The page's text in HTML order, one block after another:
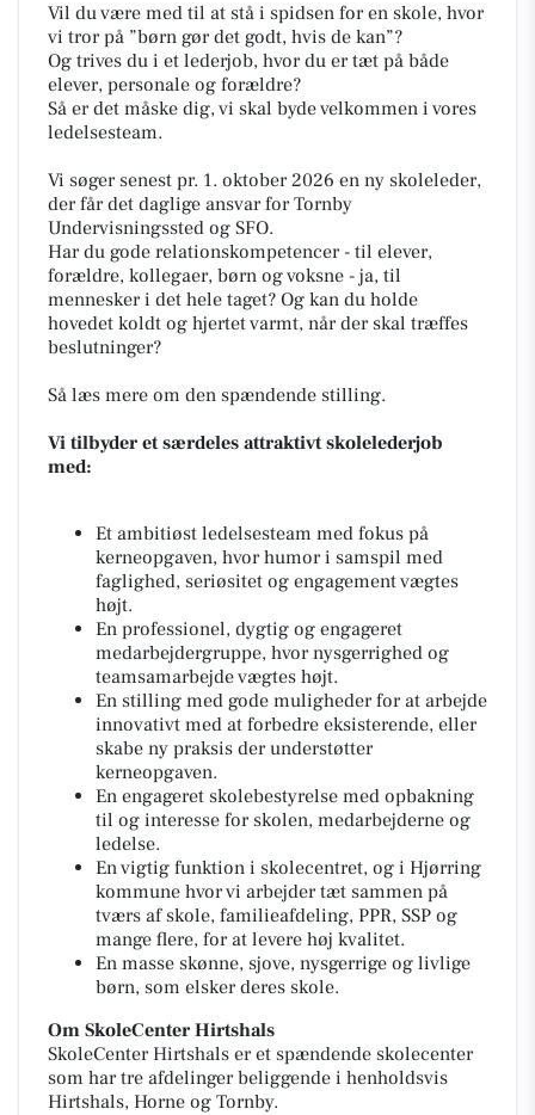
Vil du være med til at stå i spidsen for en skole, hvor
vi tror på ”børn gør det godt, hvis de kan”?
Og trives du i et lederjob, hvor du er tæt på både
elever, personale og forældre?
Så er det måske dig, vi skal byde velkommen i vores
ledelsesteam.
Vi søger senest pr. 1. oktober 2026 en ny skoleleder,
der får det daglige ansvar for Tornby
Undervisningssted og SFO.
Har du gode relationskompetencer - til elever,
forældre, kollegaer, børn og voksne - ja, til
mennesker i det hele taget? Og kan du holde
hovedet koldt og hjertet varmt, når der skal træffes
beslutninger?
Så læs mere om den spændende stilling.
Vi tilbyder et særdeles attraktivt skolelederjob
med:
Et ambitiøst ledelsesteam med fokus på
kerneopgaven, hvor humor i samspil med
faglighed, seriøsitet og engagement vægtes
højt.
En professionel, dygtig og engageret
medarbejdergruppe, hvor nysgerrighed og
teamsamarbejde vægtes højt.
En stilling med gode muligheder for at arbejde
innovativt med at forbedre eksisterende, eller
skabe ny praksis der understøtter
kerneopgaven.
En engageret skolebestyrelse med opbakning
til og interesse for skolen, medarbejderne og
ledelse.
En vigtig funktion i skolecentret, og i Hjørring
kommune hvor vi arbejder tæt sammen på
tværs af skole, familieafdeling, PPR, SSP og
mange flere, for at levere høj kvalitet.
En masse skønne, sjove, nysgerrige og livlige
børn, som elsker deres skole.
Om SkoleCenter Hirtshals
SkoleCenter Hirtshals er et spændende skolecenter
som har tre afdelinger beliggende i henholdsvis
Hirtshals, Horne og Tornby.